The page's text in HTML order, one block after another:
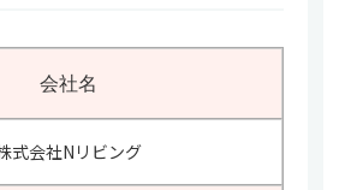
会社名
式会社Nリビング